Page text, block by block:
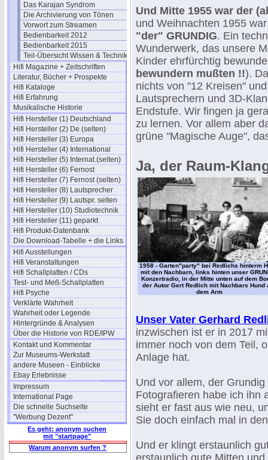
Das Karajan Syndrom
Die Archivierung von Tönen
Vorwort zum Streamen
Bedienbarkeit 2012
Bedienbarkeit 2015
Teil-Übersicht Wissen & Technik
Hifi Magazine + Zeitschriften
Literatur, Bücher + Prospekte
Hifi Kataloge
Hifi Erfahrung
Musikalische Historie
Hifi Hersteller (1) Deutschland
Hifi Hersteller (2) De (selten)
Hifi Hersteller (3) Europa
Hifi Hersteller (4) International
Hifi Hersteller (5) Internat.(selten)
Hifi Hersteller (6) Fernost
Hifi Hersteller (7) Fernost (selten)
Hifi Hersteller (8) Lautsprecher
Hifi Hersteller (9) Lautspr. selten
Hifi Hersteller (10) Studiotechnik
Hifi Hersteller (11) geparkt
Hifi Produkt-Datenbank
Die Download-Tabelle + die Links
Hifi Ausstellungen
Hifi Veranstaltungen
Hifi Schallplatten / CDs
Test- und Meß-Schallplatten
Hifi Psyche
Verklärte Wahrheit
Wahrheit oder Legende
Hintergründe & Analysen
Über die Historie von RDE/IPW
Kontakt und Kommentar
Zur Museums-Werkstatt
andere Museen - Einblicke
Ebay Erlebnisse
Impressum
International Page
Die schnelle Suchseite
"Werbung Dezent"
Es geht: anonym suchen
mit "startpage"
Warum anonym surfen ?
Und Mitte 1955 war der
und Weihnachten 1955
"der" GRUNDIG. Ein
Wunderwerk, das unsere
Kinder ehrfürchtig
bewundern mußten !!).
nichts von "12 Kreisen"
Lautsprechern und 3D-
Endstufe. Wir fingen ja
zu lernen. Vor allem aber
grüne "Magische Auge",
Ja, der Raum-
1958 - Garten"party" bei Redlichs hinterm
mit den Nachbarn, links hinten unser
Konzertradio, in der Mitte unten auf dem
der Autor Gert Redlich mit Nachbars Hund
dem Arm
Unser Vater Gerhard
inzwischen ist er in 2017
immer noch von dem Teil,
Anlage hat.
Und vor allem, der
Fotografieren habe ich ihn
sieht er fast aus wie neu,
Sie doch einfach mal in
Und er klingt erstaunlich
erstaunlich gute Mitten